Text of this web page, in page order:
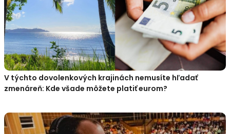
V týchto dovolenkových krajinách nemusíte hľadať
zmenáreň: Kde všade môžete platiť eurom?